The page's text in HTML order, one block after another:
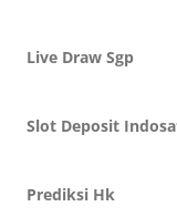
Live Draw Sgp
Slot Deposit
Prediksi Hk